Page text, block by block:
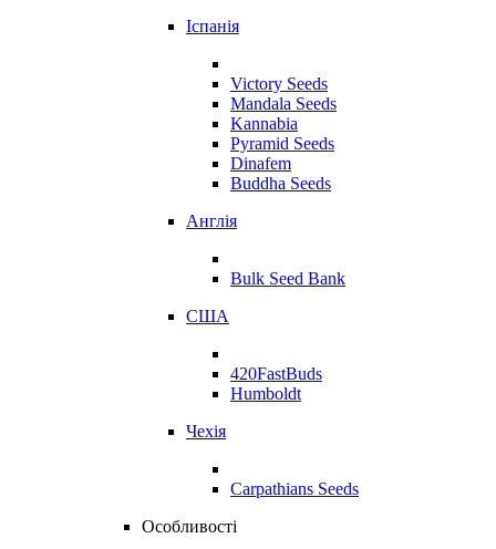
Іспанія
Victory Seeds
Mandala Seeds
Kannabia
Pyramid Seeds
Dinafem
Buddha Seeds
Англія
Bulk Seed Bank
США
420FastBuds
Humboldt
Чехія
Carpathians Seeds
Особливості